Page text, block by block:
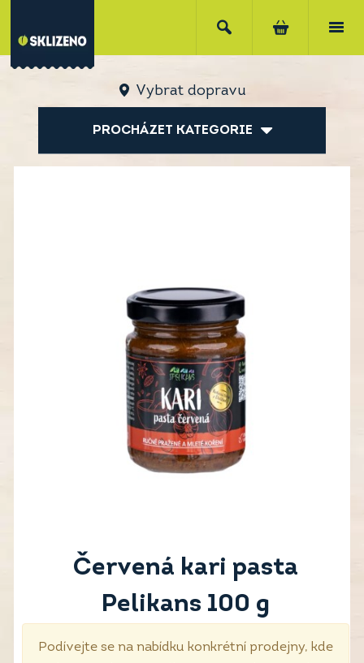
Vybrat dopravu
PROCHÁZET KATEGORIE
Červená kari pasta
Pelikans 100 g
Podívejte se na nabídku konkrétní prodejny, kde